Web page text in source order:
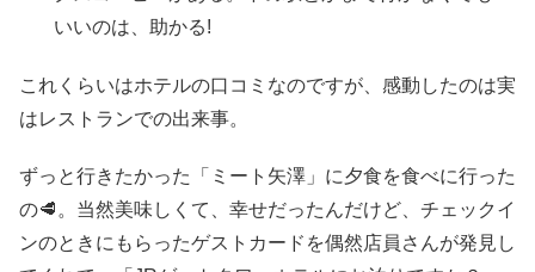
いいのは、助かる!
これくらいはホテルの口コミなのですが、感動したのは実
はレストランでの出来事。
ずっと行きたかった「ミート矢澤」に夕食を食べに行った
の🥩。当然美味しくて、幸せだったんだけど、チェックイ
ンのときにもらったゲストカードを偶然店員さんが発見し